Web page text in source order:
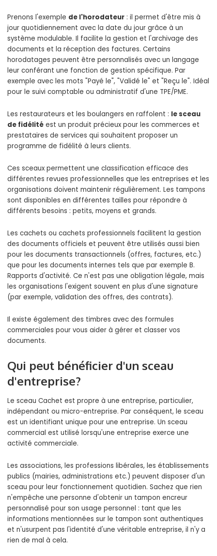
Prenons l'exemple de l'horodateur : il permet d'être mis à
jour quotidiennement avec la date du jour grâce à un
système modulable. Il facilite la gestion et l'archivage des
documents et la réception des factures. Certains
horodatages peuvent être personnalisés avec un langage
leur conférant une fonction de gestion spécifique. Par
exemple avec les mots "Payé le", "Validé le" et "Reçu le". Idéal
pour le suivi comptable ou administratif d'une TPE/PME.
Les restaurateurs et les boulangers en raffolent : le sceau
de fidélité est un produit précieux pour les commerces et
prestataires de services qui souhaitent proposer un
programme de fidélité à leurs clients.
Ces sceaux permettent une classification efficace des
différentes revues professionnelles que les entreprises et les
organisations doivent maintenir régulièrement. Les tampons
sont disponibles en différentes tailles pour répondre à
différents besoins : petits, moyens et grands.
Les cachets ou cachets professionnels facilitent la gestion
des documents officiels et peuvent être utilisés aussi bien
pour les documents transactionnels (offres, factures, etc.)
que pour les documents internes tels que par exemple B.
Rapports d'activité. Ce n'est pas une obligation légale, mais
les organisations l'exigent souvent en plus d'une signature
(par exemple, validation des offres, des contrats).
Il existe également des timbres avec des formules
commerciales pour vous aider à gérer et classer vos
documents.
Qui peut bénéficier d'un sceau
d'entreprise?
Le sceau Cachet est propre à une entreprise, particulier,
indépendant ou micro-entreprise. Par conséquent, le sceau
est un identifiant unique pour une entreprise. Un sceau
commercial est utilisé lorsqu'une entreprise exerce une
activité commerciale.
Les associations, les professions libérales, les établissements
publics (mairies, administrations etc.) peuvent disposer d'un
sceau pour leur fonctionnement quotidien. Sachez que rien
n'empêche une personne d'obtenir un tampon encreur
personnalisé pour son usage personnel : tant que les
informations mentionnées sur le tampon sont authentiques
et n'usurpent pas l'identité d'une véritable entreprise, il n'y a
rien de mal à cela.